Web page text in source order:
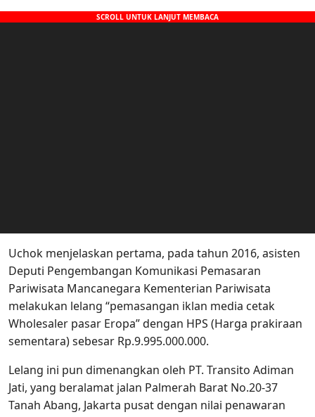
Uchok menjelaskan pertama, pada tahun 2016, asisten
Deputi Pengembangan Komunikasi Pemasaran
Pariwisata Mancanegara Kementerian Pariwisata
melakukan lelang “pemasangan iklan media cetak
Wholesaler pasar Eropa” dengan HPS (Harga prakiraan
sementara) sebesar Rp.9.995.000.000.
Lelang ini pun dimenangkan oleh PT. Transito Adiman
Jati, yang beralamat jalan Palmerah Barat No.20-37
Tanah Abang, Jakarta pusat dengan nilai penawaran